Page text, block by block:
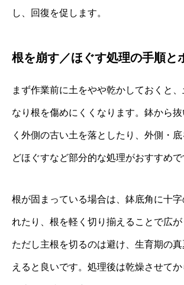
し、回復を促します。
根を崩す／ほぐす処理の手順と
まず作業前に土をやや乾かしておくと、
なり根を傷めにくくなります。鉢から
く外側の古い土を落としたり、外側・
どほぐすなど部分的な処理がおすすめで
根が固まっている場合は、鉢底角に十
れたり、根を軽く切り揃えることで広が
ただし主根を切るのは避け、生育期の
えると良いです。処理後は乾燥させて